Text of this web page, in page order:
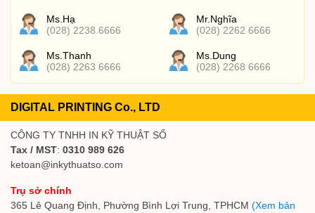
Ms.Hạ
(028) 2238 6666
Mr.Nghĩa
(028) 2262 6666
Ms.Thanh
(028) 2263 6666
Ms.Dung
(028) 2268 6666
DIGITAL PRINTING Co., LTD
CÔNG TY TNHH IN KỸ THUẬT SỐ
Tax / MST: 0310 989 626
ketoan@inkythuatso.com
Trụ sở chính
365 Lê Quang Định, Phường Bình Lợi Trung, TPHCM (Xem bản